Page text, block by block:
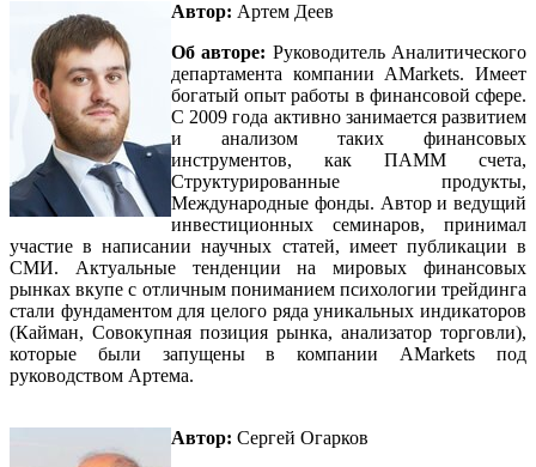
Автор: Артем Деев
Об авторе: Руководитель Аналитического
департамента компанииAMarkets. Имеет
богатый опыт работы в финансовой сфере.
С 2009 года активно занимается развитием
и анализом таких финансовых
инструментов, как ПАММ счета,
Структурированные продукты,
Международные фонды. Автор и ведущий
инвестиционных семинаров, принимал
участие в написании научных статей, имеет публикации в
СМИ. Актуальные тенденции на мировых финансовых
рынках вкупе с отличным пониманием психологии трейдинга
стали фундаментом для целого ряда уникальных индикаторов
(Кайман, Совокупная позиция рынка, анализатор торговли),
которые были запущены в компании AMarkets под
руководством Артема.
Автор: Сергей Огарков